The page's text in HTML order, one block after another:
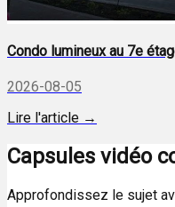
Condo lumineux au 7e
2026-08-05
Lire l'article →
Capsules vidéo
Approfondissez le sujet